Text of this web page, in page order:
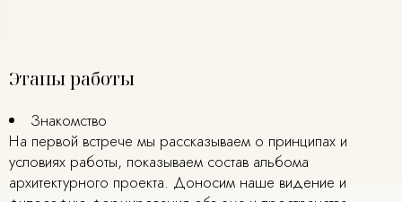
Этапы работы
Знакомство
На первой встрече мы рассказываем о принципах и
условиях работы, показываем состав альбома
архитектурного проекта. Доносим наше видение и